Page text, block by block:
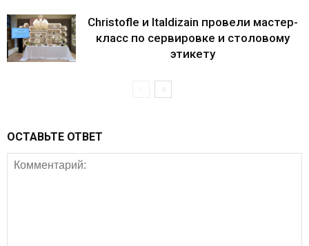
Christofle и Italdizain провели мастер-
класс по сервировке и столовому
этикету
ОСТАВЬТЕ ОТВЕТ